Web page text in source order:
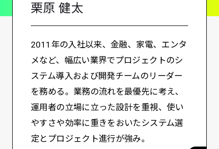
栗原 健太
2011年の入社以来、金融、家電、エンタ
メなど、幅広い業界でプロジェクトのシ
ステム導入および開発チームのリーダー
を務める。業務の流れを最優先に考え、
運用者の立場に立った設計を重視、使い
やすさや効率に重きをおいたシステム選
定とプロジェクト進行が強み。